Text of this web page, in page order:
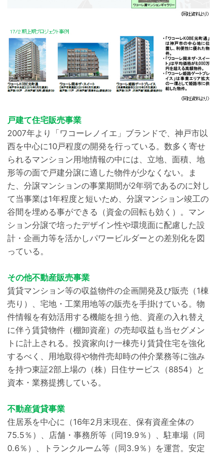
戸建て住宅販売事業
2007年より「ワコーレノイエ」ブランドで、神戸市以
西を中心に10戸程度の開発を行っている。数多く寄せ
られるマンション用地情報の中には、立地、面積、地
形等の面で戸建分譲に適した物件が少なくない。ま
た、分譲マンションの事業期間が2年弱であるのに対し
て当事業は1年程度と短いため、分譲マンション竣工の
谷間を埋める事ができる（資金の回転も効く）。マン
ション分譲で培ったデザイン性や環境面に配慮した設
計・企画力等を活かしパワービルダーとの差別化を図
っている。
その他不動産販売事業
賃貸マンション等の収益物件の企画開発及び販売（1棟
売り）、宅地・工業用地等の販売を手掛けている。物
件情報を有効活用する機能を担う他、資産の入れ替え
に伴う賃貸物件（棚卸資産）の売却収益も当セグメン
トに計上される。投資家向け一棟売り賃貸住宅を強化
するべく、用地取得や物件売却時の仲介業務等に強み
を持つ東証2部上場の（株）日住サービス（8854）と
資本・業務提携している。
不動産賃貸事業
住居系を中心に（16年2月末現在、保有資産全体の
75.5％）、店舗・事務所等（同19.9％）、駐車場（同
0.6％）、トランクルーム等（同3.9％）を運営。安定